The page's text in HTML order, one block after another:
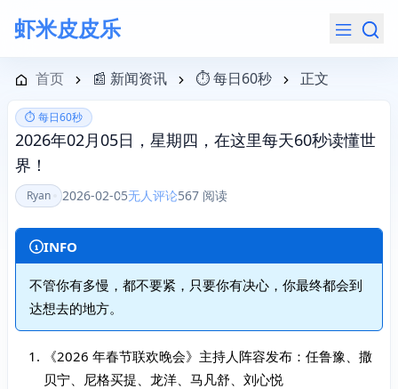
虾米皮皮乐
航菜单
首页 📰 新闻资讯 ⏱️ 每日60秒 正文
⏱️ 每日60秒
2026年02月05日，星期四，在这里每天60秒读懂世
界！
Ryan 2026-02-05无人评论567 阅读
INFO
不管你有多慢，都不要紧，只要你有决心，你最终都会到
达想去的地方。
《2026 年春节联欢晚会》主持人阵容发布：任鲁豫、撒
贝宁、尼格买提、龙洋、马凡舒、刘心悦